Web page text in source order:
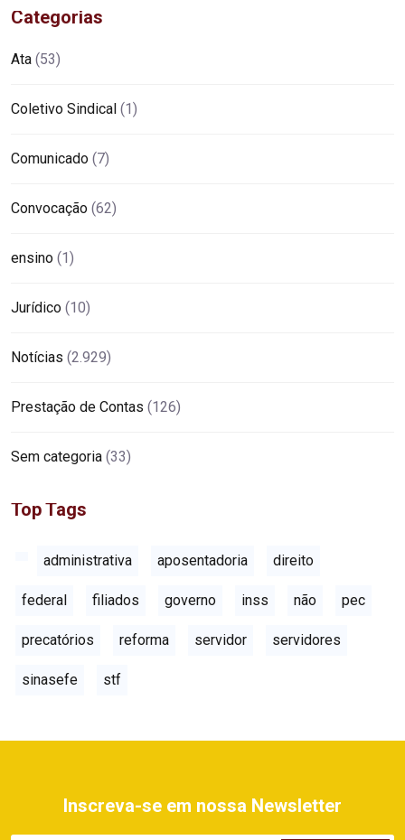
Categorias
Ata (53)
Coletivo Sindical (1)
Comunicado (7)
Convocação (62)
ensino (1)
Jurídico (10)
Notícias (2.929)
Prestação de Contas (126)
Sem categoria (33)
Top Tags
administrativa aposentadoria direito
federal filiados governo inss não pec
precatórios reforma servidor servidores
sinasefe stf
Inscreva-se em nossa Newsletter